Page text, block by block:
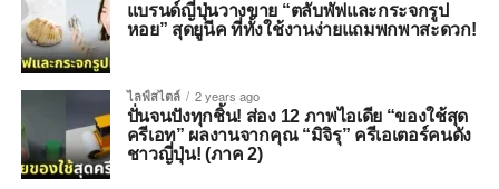
แบรนด์ญี่ปุ่นวางขาย “ตลับพัฟและกระจกรูป
หอย” สุดยูนีค ที่ทั้งใช้งานง่ายแถมพกพาสะดวก!
ไลฟ์สไตล์ 2 years ago
ปั่นจนปังทุกชิ้น! ส่อง 12 ภาพไอเดีย “ของใช้สุด
ครีเอท” ผลงานจากคุณ “มิจิรุ” ครีเอเตอร์คนดัง
ชาวญี่ปุ่น! (ภาค 2)